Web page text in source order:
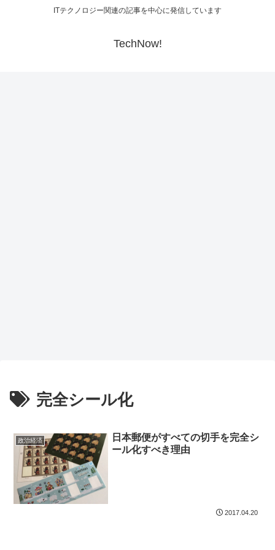
ITテクノロジー関連の記事を中心に発信しています
TechNow!
完全シール化
政治経済
日本郵便がすべての切手を完全シ
ール化すべき理由
2017.04.20